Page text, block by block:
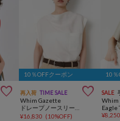

10％OFFクーポン
再入荷 TIME SALE 
Whim Gazette
¥16,830 (10%OFF)
10％
SALE
Whim
Eagle
¥